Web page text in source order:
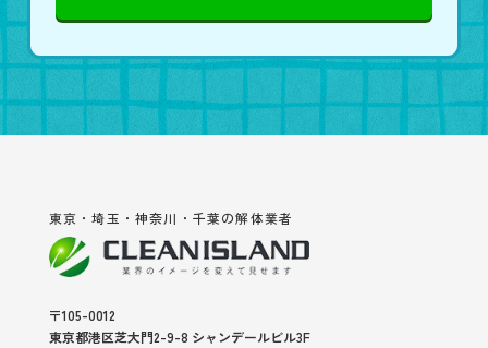
東京・埼玉・神奈川・千葉の解体業者
〒105-0012
東京都港区芝大門2-9-8 シャンデールビル3F